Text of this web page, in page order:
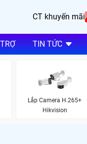
CT khuyến mãi
TIN TỨC
Lắp Camera H.265+
Hikvision